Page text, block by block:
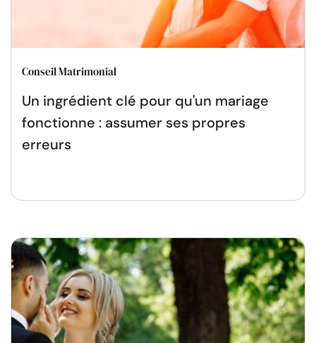
Conseil Matrimonial
Un ingrédient clé pour qu'un mariage
fonctionne : assumer ses propres
erreurs